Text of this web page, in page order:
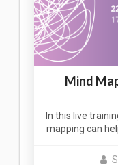
Mind
In this live
mapping can